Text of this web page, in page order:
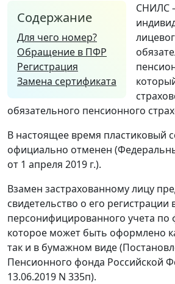
Содержание
Для чего номер?
Обращение в ПФР
Регистрация
Замена сертификата
СНИЛС
обязательного пенсионного
В настоящее время пластиковый
официально отменен
от 1 апреля 2019 г.).
Взамен застрахованному лицу
свидетельство о его регистрации
персонифицированного учета
которое может быть оформлено
так и в бумажном виде
Пенсионного фонда Российской
13.06.2019 N 335п).